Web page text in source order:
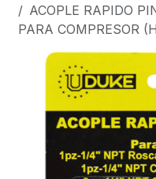
ACOPLE RAPIDO
PARA COMPRESOR